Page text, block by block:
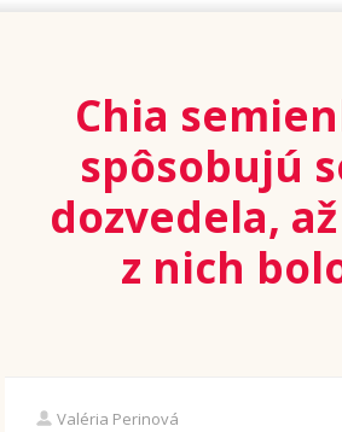
Chia
spôsobujú
dozvedela,
z nich
Valéria Perinová